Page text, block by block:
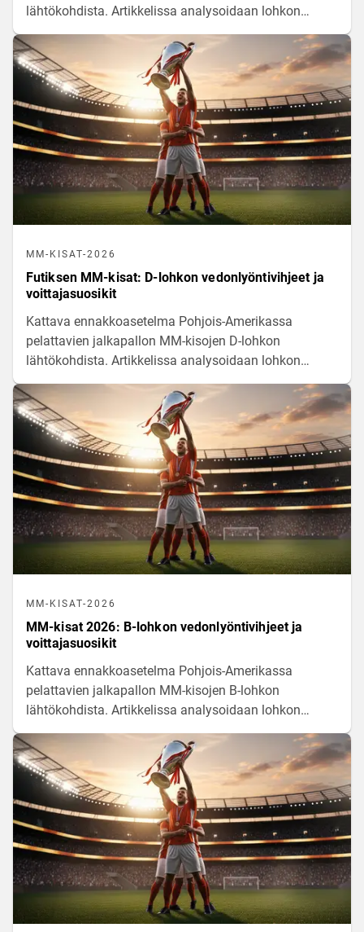
lähtökohdista. Artikkelissa analysoidaan lohkon
tilastollisia odotusarvoja matkalla kohti
pudotuspelejä.
MM-KISAT-2026
Futiksen MM-kisat: D-lohkon vedonlyöntivihjeet ja
voittajasuosikit
Kattava ennakkoasetelma Pohjois-Amerikassa
pelattavien jalkapallon MM-kisojen D-lohkon
lähtökohdista. Artikkelissa analysoidaan lohkon
tilastollisia odotusarvoja kamppailussa
jatkopaikoista.
MM-KISAT-2026
MM-kisat 2026: B-lohkon vedonlyöntivihjeet ja
voittajasuosikit
Kattava ennakkoasetelma Pohjois-Amerikassa
pelattavien jalkapallon MM-kisojen B-lohkon
lähtökohdista. Artikkelissa analysoidaan lohkon
tilastollisia odotusarvoja kamppailussa jatkopaikosta.